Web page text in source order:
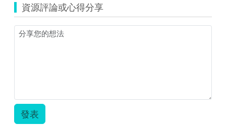
園
身
資源評論或心得分享
發表